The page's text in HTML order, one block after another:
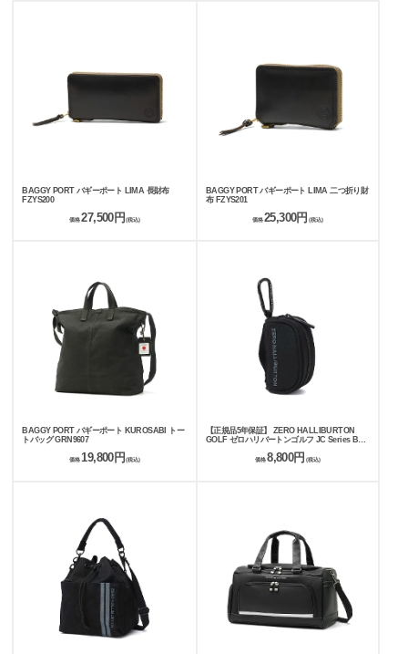
BAGGY PORT バギーポート LIMA 長財布
FZYS200
価格 27,500円(税込)
BAGGY PORT バギーポート LIMA 二つ折り財
布 FZYS201
価格25,300円 (税込)
BAGGY PORT バギーポート KUROSABI トー
トバッグ GRN9607
価格 19,800円 (税込)
【正規品5年保証】 ZERO HALLIBURTON
GOLF ゼロハリバートンゴルフ JC Series Ball
価格8,800円 (税込)